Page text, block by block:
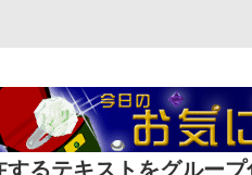
するテキストをグルー